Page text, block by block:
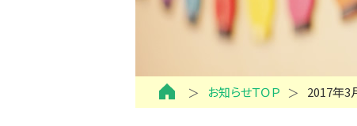
お知らせＴＯＰ 2017年3